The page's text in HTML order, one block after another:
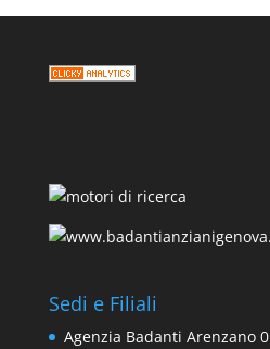
Sedi e Filiali
Agenzia Badanti Arenzano0